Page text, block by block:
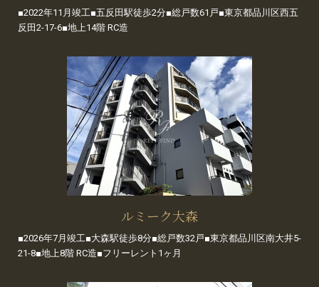
■2022年11月竣工■五反田駅徒歩2分■総戸数61戸■東京都品川区西五
反田2-17-6■地上14階 RC造
ルミーク大森
■2026年7月竣工■大森駅徒歩8分■総戸数32戸■東京都品川区南大井5-
21-8■地上8階 RC造■フリーレント1ヶ月